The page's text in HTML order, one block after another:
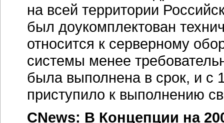
на всей территории
был доукомплектован
относится к серверному
системы менее
была выполнена в срок, и с
приступило к выполнению
CNews: В Концепции на